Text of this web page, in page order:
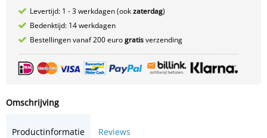
Levertijd: 1 - 3 werkdagen (ookzaterdag)
Bedenktijd: 14 werkdagen
Bestellingen vanaf 200 eurogratisverzending
Omschrijving
Productinformatie Reviews